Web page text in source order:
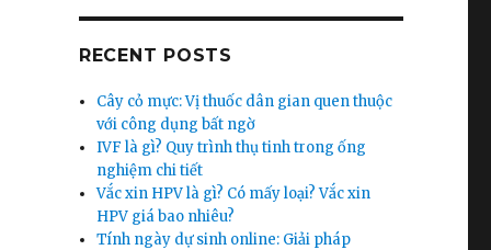
RECENT POSTS
Cây cỏ mực: Vị thuốc dân gian quen thuộc
với công dụng bất ngờ
IVF là gì? Quy trình thụ tinh trong ống
nghiệm chi tiết
Vắc xin HPV là gì? Có mấy loại? Vắc xin
HPV giá bao nhiêu?
Tính ngày dự sinh online: Giải pháp